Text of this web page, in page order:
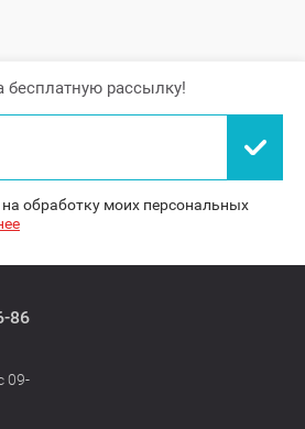
бесплатную рассылку!
на обработку моих персональных
86
09-